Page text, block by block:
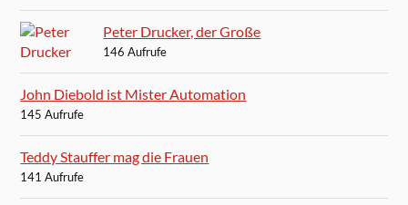
Peter Drucker, der Große
146 Aufrufe
John Diebold ist Mister Automation
145 Aufrufe
Teddy Stauffer mag die Frauen
141 Aufrufe